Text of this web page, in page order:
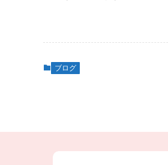
ブログ